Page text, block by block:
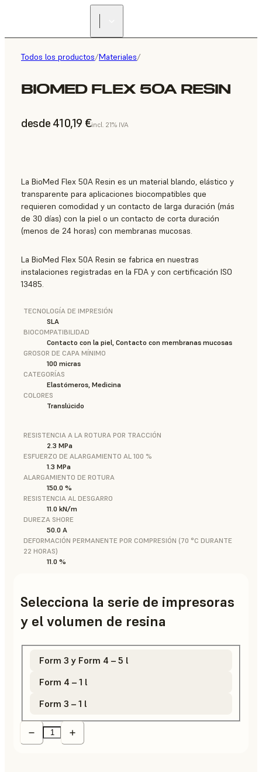
Todos los productos/Materiales/
BIOMED FLEX 50A RESIN
desde 410,19 €incl. 21% IVA
La BioMed Flex 50A Resin es un material blando, elástico y
transparente para aplicaciones biocompatibles que
requieren comodidad y un contacto de larga duración (más
de 30 días) con la piel o un contacto de corta duración
(menos de 24 horas) con membranas mucosas.
La BioMed Flex 50A Resin se fabrica en nuestras
instalaciones registradas en la FDA y con certificación ISO
13485.
TECNOLOGÍA DE IMPRESIÓN
SLA
BIOCOMPATIBILIDAD
Contacto con la piel, Contacto con membranas mucosas
GROSOR DE CAPA MÍNIMO
100 micras
CATEGORÍAS
Elastómeros, Medicina
COLORES
Translúcido
RESISTENCIA A LA ROTURA POR TRACCIÓN
2.3 MPa
ESFUERZO DE ALARGAMIENTO AL 100 %
1.3 MPa
ALARGAMIENTO DE ROTURA
150.0 %
RESISTENCIA AL DESGARRO
11.0 kN/m
DUREZA SHORE
50.0 A
DEFORMACIÓN PERMANENTE POR COMPRESIÓN (70 °C DURANTE
22 HORAS)
11.0 %
Selecciona la serie de impresoras
y el volumen de resina
Form 3 y Form 4 – 5 l
Form 4 – 1 l
Form 3 – 1 l